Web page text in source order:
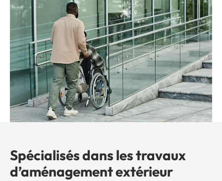
Spécialisés dans les travaux
d’aménagement extérieur